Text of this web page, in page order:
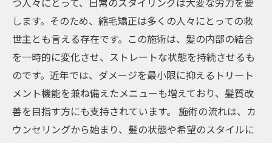
します。そのため、縮毛矯正は多くの人々にとっての救
世主とも言える存在です。この施術は、髪の内部の結合
を一時的に変化させ、ストレートな状態を持続させるも
のです。近年では、ダメージを最小限に抑えるトリート
メント機能を兼ね備えたメニューも増えており、髪質改
善を目指す方にも支持されています。 施術の流れは、カ
ウンセリングから始まり、髪の状態や希望のスタイルに